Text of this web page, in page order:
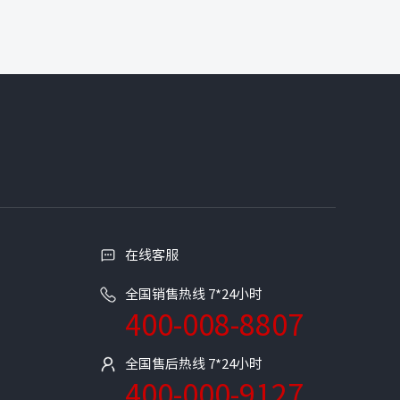
在线客服
全国销售热线 7*24小时
400-008-8807
全国售后热线 7*24小时